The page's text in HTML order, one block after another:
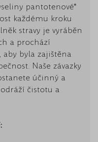
pantotenové*
každému kroku
stravy je vyráběn
a prochází
byla zajištěna
Naše závazky
účinný a
čistotu a